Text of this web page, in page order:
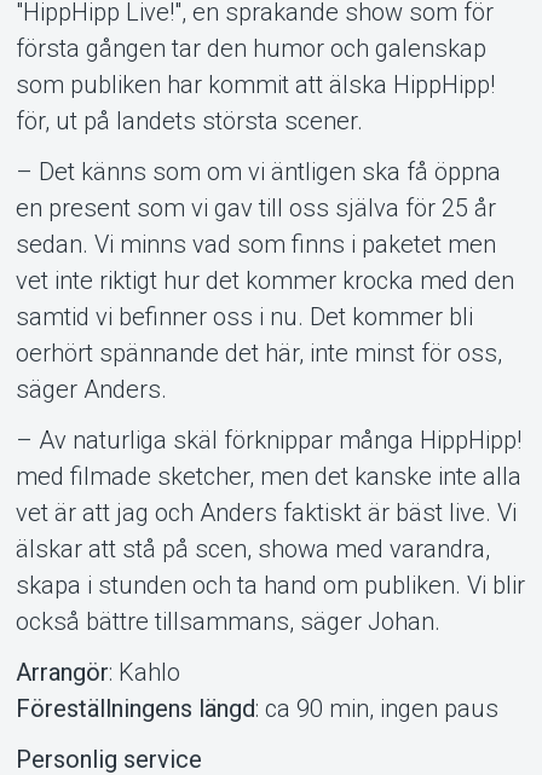
"HippHipp Live!", en sprakande show som för
första gången tar den humor och galenskap
som publiken har kommit att älska HippHipp!
för, ut på landets största scener.
– Det känns som om vi äntligen ska få öppna
en present som vi gav till oss själva för 25 år
sedan. Vi minns vad som finns i paketet men
vet inte riktigt hur det kommer krocka med den
samtid vi befinner oss i nu. Det kommer bli
oerhört spännande det här, inte minst för oss,
säger Anders.
– Av naturliga skäl förknippar många HippHipp!
med filmade sketcher, men det kanske inte alla
vet är att jag och Anders faktiskt är bäst live. Vi
älskar att stå på scen, showa med varandra,
skapa i stunden och ta hand om publiken. Vi blir
också bättre tillsammans, säger Johan.
Arrangör: Kahlo
Föreställningens längd: ca 90 min, ingen paus
Personlig service